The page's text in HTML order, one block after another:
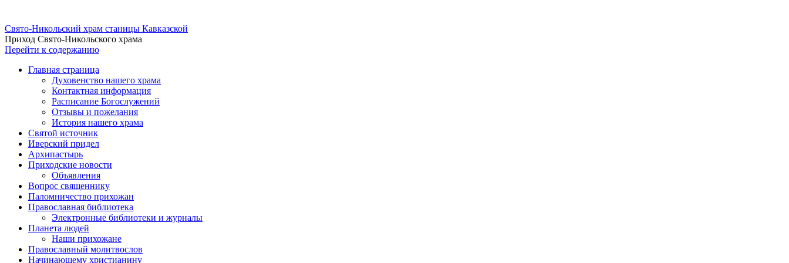
Свято-Никольский храм станицы Кавказской
Приход Свято-Никольского храма
Перейти к содержанию
Главная страница
Духовенство нашего храма
Контактная информация
Расписание Богослужений
Отзывы и пожелания
История нашего храма
Святой источник
Иверский придел
Архипастырь
Приходские новости
Объявления
Вопрос священнику
Паломничество прихожан
Православная библиотека
Электронные библиотеки и журналы
Планета людей
Наши прихожане
Православный молитвослов
Начинающему христианину